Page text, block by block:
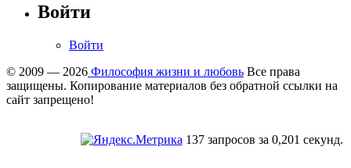
Войти
Войти
© 2009 — 2026 Философия жизни и любовь Все права
защищены. Копирование материалов без обратной ссылки на
сайт запрещено!
137 запросов за 0,201 секунд.